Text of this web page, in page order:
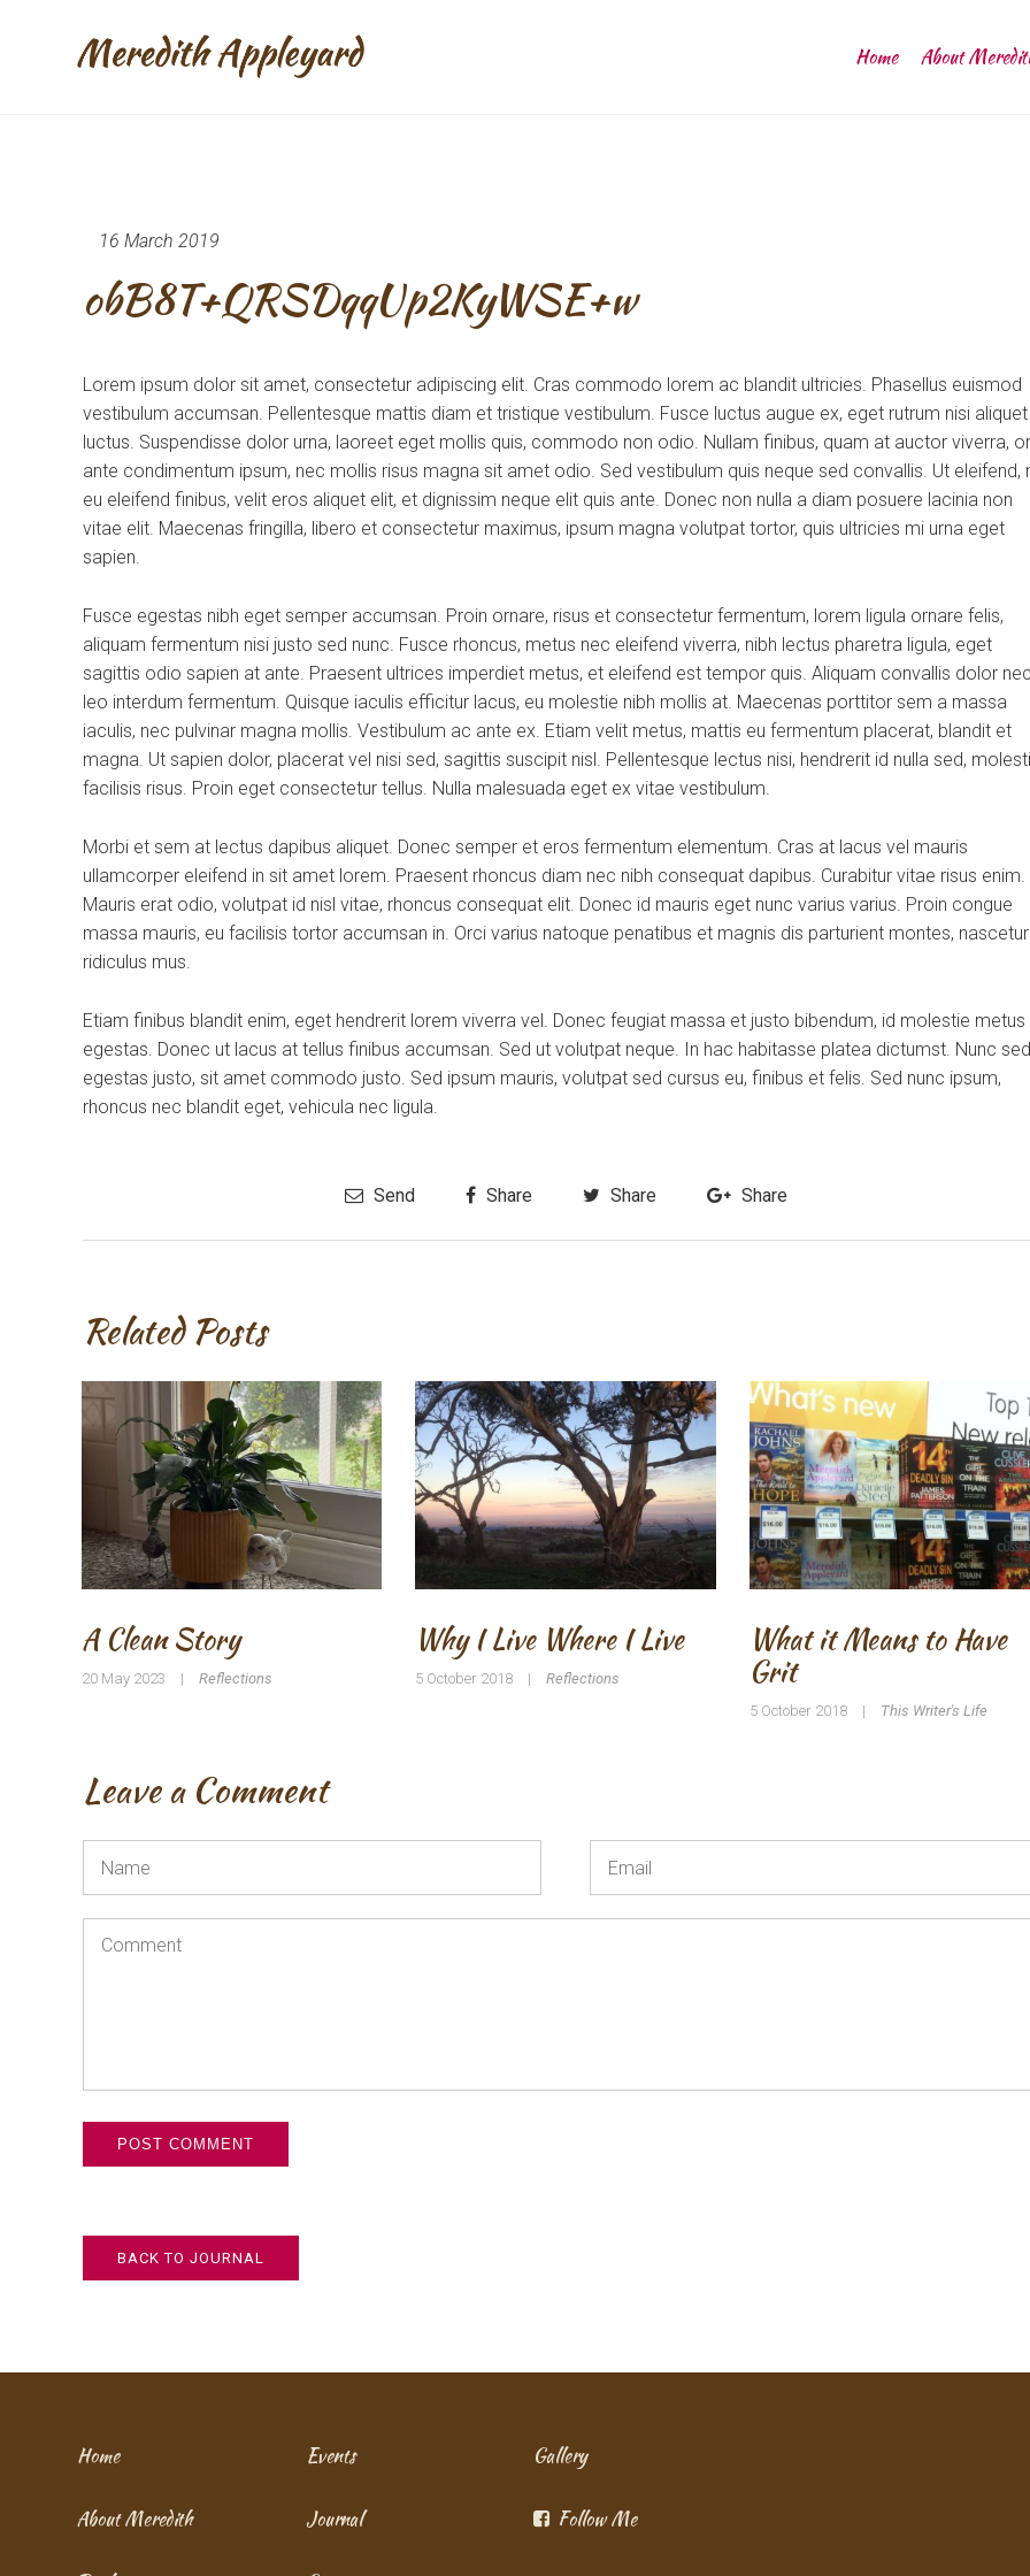
Home About
16 March 2019
obB8T+QRSDqqUp2KyWSE+w
Lorem ipsum dolor sit amet, consectetur adipiscing elit. Cras commodo lorem ac blandit ultricies. Phasellus euismod
vestibulum accumsan. Pellentesque mattis diam et tristique vestibulum. Fusce luctus augue ex, eget rutrum nisi aliquet
luctus. Suspendisse dolor urna, laoreet eget mollis quis, commodo non odio. Nullam finibus, quam at auctor viverra,
ante condimentum ipsum, nec mollis risus magna sit amet odio. Sed vestibulum quis neque sed convallis. Ut eleifend,
eu eleifend finibus, velit eros aliquet elit, et dignissim neque elit quis ante. Donec non nulla a diam posuere lacinia non
vitae elit. Maecenas fringilla, libero et consectetur maximus, ipsum magna volutpat tortor, quis ultricies mi urna eget
sapien.
Fusce egestas nibh eget semper accumsan. Proin ornare, risus et consectetur fermentum, lorem ligula ornare felis,
aliquam fermentum nisi justo sed nunc. Fusce rhoncus, metus nec eleifend viverra, nibh lectus pharetra ligula, eget
sagittis odio sapien at ante. Praesent ultrices imperdiet metus, et eleifend est tempor quis. Aliquam convallis dolor
leo interdum fermentum. Quisque iaculis efficitur lacus, eu molestie nibh mollis at. Maecenas porttitor sem a massa
iaculis, nec pulvinar magna mollis. Vestibulum ac ante ex. Etiam velit metus, mattis eu fermentum placerat, blandit et
magna. Ut sapien dolor, placerat vel nisi sed, sagittis suscipit nisl. Pellentesque lectus nisi, hendrerit id nulla sed,
facilisis risus. Proin eget consectetur tellus. Nulla malesuada eget ex vitae vestibulum.
Morbi et sem at lectus dapibus aliquet. Donec semper et eros fermentum elementum. Cras at lacus vel mauris
ullamcorper eleifend in sit amet lorem. Praesent rhoncus diam nec nibh consequat dapibus. Curabitur vitae risus enim.
Mauris erat odio, volutpat id nisl vitae, rhoncus consequat elit. Donec id mauris eget nunc varius varius. Proin congue
massa mauris, eu facilisis tortor accumsan in. Orci varius natoque penatibus et magnis dis parturient montes, nascetur
ridiculus mus.
Etiam finibus blandit enim, eget hendrerit lorem viverra vel. Donec feugiat massa et justo bibendum, id molestie metus
egestas. Donec ut lacus at tellus finibus accumsan. Sed ut volutpat neque. In hac habitasse platea dictumst. Nunc sed
egestas justo, sit amet commodo justo. Sed ipsum mauris, volutpat sed cursus eu, finibus et felis. Sed nunc ipsum,
rhoncus nec blandit eget, vehicula nec ligula.
Send Share Share Share
Related Posts
A Clean Story
20 May 2023 | Reflections
Why I Live Where I Live
5 October 2018 | Reflections
What it Means to Have
Grit
5 October 2018 | This Writer's Life
Leave a Comment
BACK TO JOURNAL
Home
About Meredith
Events
Journal
Gallery
Follow Me